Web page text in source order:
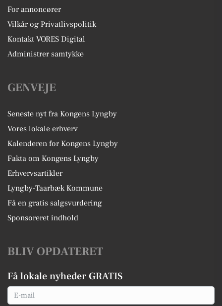
For annoncører
Vilkår og Privatlivspolitik
Kontakt VORES Digital
Administrer samtykke
GENVEJE
Seneste nyt fra Kongens Lyngby
Vores lokale erhverv
Kalenderen for Kongens Lyngby
Fakta om Kongens Lyngby
Erhvervsartikler
Lyngby-Taarbæk Kommune
Få en gratis salgsvurdering
Sponsoreret indhold
BLIV OPDATERET
Få lokale nyheder GRATIS
Email